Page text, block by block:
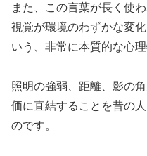
また、この言葉が長く使
視覚が環境のわずかな変
いう、非常に本質的な心
照明の強弱、距離、影の
価に直結することを昔の
のです。